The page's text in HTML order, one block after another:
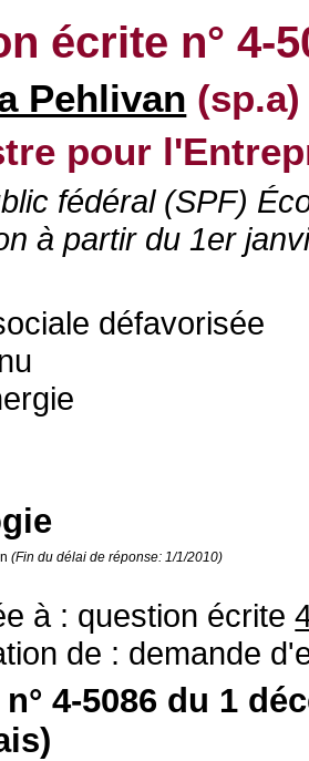
écrite n° 4-
Pehlivan
pour
fédéral (SPF)
à partir du 1er
défavorisée
(Fin du délai de réponse: 1/1/2010)
à : question écrite
de : demande
4-5086 du 1